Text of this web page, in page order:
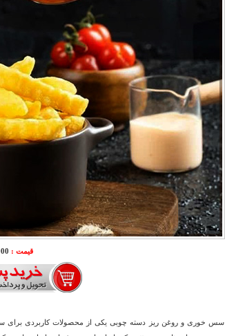
قیمت :
سس خوری و روغن ریز دسته چوبی یکی از محصولات کاربردی برای